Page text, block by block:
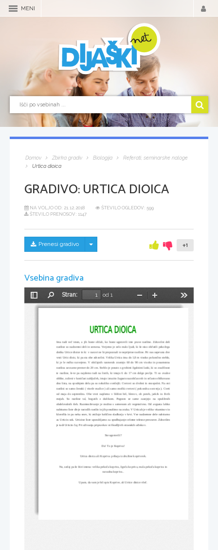
MENI
Domov Zbirka gradiv Biologija
Referati, seminarske naloge
Urtica dioica
GRADIVO:URTICA DIOICA
NA VOLJO OD: 21.12.2018
ŠTEVILO OGLEDOV: 599
ŠTEVILO PRENOSOV: 1147
Prenesi gradivo Skrij/prikaži meni +1
Vsebina gradiva
Preklopi
stransko
Stran:
od 1
Pomanjšaj
Ima tudi več imen, a jih boste slišali, ko boste ugotovili ime prave rastline. Zdravilni deli
rastline so nadzemni deli in semena. Verjetno je zelo malo ljudi, ki še niso občutili pekočega
dotika Urtice dioice in ki  v naravi ne bi prepoznali te neprijetne rastline. Pri nas uspevata dve
vrsti Urtic dioic, ki pa sta obe zdravilni. Velika Urtica ima do 1,8 m visoko pokončno steblo,
ki je le redko razvejeno. V običajnih razmerah zrastejo 60 do 90 cm visoko in posamezna
rastlina zavzame premer do 20 cm. Steblo je posuto z grobimi žgalnimi laski, ki so značilnost
te rastline, le-te pa najdemo tudi na listih, ki imajo 6 do 17 cm dolge peclje. Ti so ovalne
oblike, zoženi v koničast zaključek, imajo izrazito žagasto nazobčan rob in srčasto oblikovano
dno lista, na spodnjem delu pa so nekoliko svetlejši. Cvetovi so drobni in enospolni. Na eni
rastlini so samo ženski ( viseče mačice ) ali samo moški cvetovi ( pokončna socvetja ). Cveti
od maja do septembra. Obe vrsti najdemo v bližini hiš, hlevov, ob poteh, jarkih in živih
mejah.   So   rastline   tal,   bogatih   z   dušikom.   Pogosto   se   same   zasejejo   na   opuščenih
obdelovalnih tleh. Razmnoževanje je možno s semenom ali vegetativno. Od avgusta lahko
nabiramo liste divje rastočih rastlin in jih posušimo na zraku. V Urticah je veliko vitaminov in
klorofila in pa neka snov, ki znižuje količino sladkorja v krvi. Vse nadzemne dele nabiramo
za Urticin sok. Urticine liste uporabljamo za spodbujanje celotne telesne presnove. Zdravilen
je tudi Urticin čaj. Pri uživanju pripravkov ni škodljivih stranskih učinkov.
Ste ugotovili?
Da! To je Kopriva!
Urtica dioica ali Kopriva  prihaja iz družine koprivovk.
No, sedaj pa še štiri imena: velika pekoča kopriva, žgoča kopriva, mala pekoča kopriva in
navadna kopriva..
Upam, da vam je bil opis Koprive, ali Urtice dioice všeč.